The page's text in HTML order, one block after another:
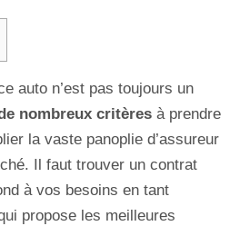
auto n’est pas toujours un
nombreux critères à prendre
la vaste panoplie d’assureur
Il faut trouver un contrat
à vos besoins en tant
propose les meilleures